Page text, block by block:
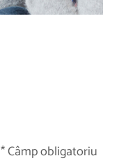
* Câmp obligatoriu